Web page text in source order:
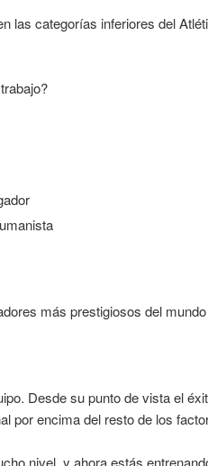
las categorías inferiores del
más prestigiosos del
Desde su punto de vista el
por encima del resto de los
nivel, y ahora estás